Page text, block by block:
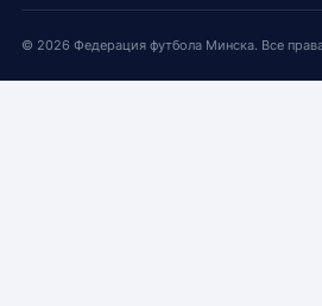
© 2026 Федерация футбола Минска. Все